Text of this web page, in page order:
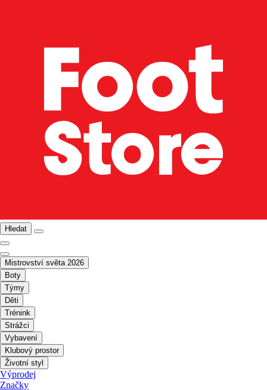
Hledat
Mistrovství světa 2026
Boty
Týmy
Děti
Trénink
Strážci
Vybavení
Klubový prostor
Životní styl
Výprodej
Značky